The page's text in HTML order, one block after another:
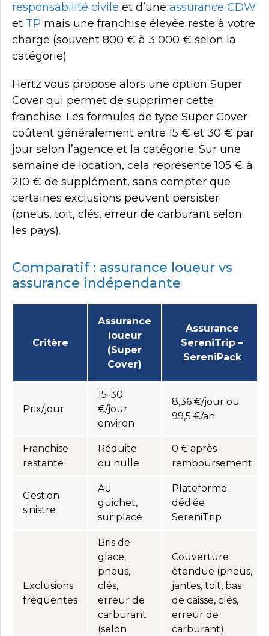
responsabilité civile et d’une assurance CDW
et TP mais une franchise élevée reste à votre
charge (souvent 800 € à 3 000 € selon la
catégorie)
Hertz vous propose alors une option Super
Cover qui permet de supprimer cette
franchise. Les formules de type Super Cover
coûtent généralement entre 15 € et 30 € par
jour selon l’agence et la catégorie. Sur une
semaine de location, cela représente 105 € à
210 € de supplément, sans compter que
certaines exclusions peuvent persister
(pneus, toit, clés, erreur de carburant selon
les pays).
Comparatif : assurance loueur vs
assurance indépendante
Critère
Assurance
loueur
(Super
Cover)
Assurance
SereniTrip –
SereniPack
Prix/jour
15-30
€/jour
environ
8,36 €/jour ou
99,5 €/an
Franchise
restante
Réduite
ou nulle
0 € après
remboursement
Gestion
sinistre
Au
guichet,
sur place
Plateforme
dédiée
SereniTrip
Exclusions
fréquentes
Bris de
glace,
pneus,
clés,
erreur de
carburant
(selon
Couverture
étendue (pneus,
jantes, toit, bas
de caisse, clés,
erreur de
carburant)